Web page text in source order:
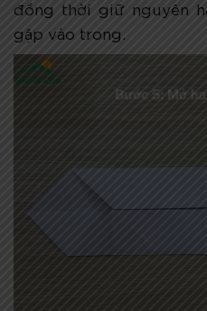
đồng thời giữ nguyên
gập vào trong.